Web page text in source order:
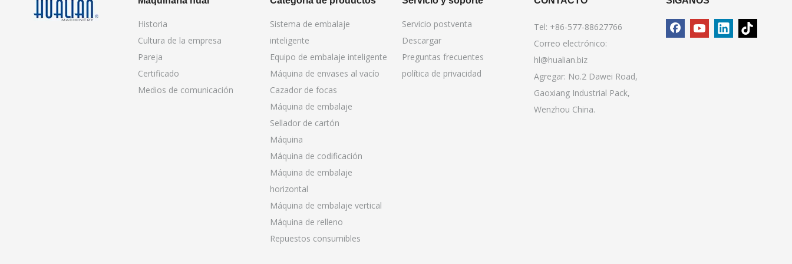
Historia
Cultura de la empresa
Pareja
Certificado
Medios de comunicación
Sistema de embalaje
inteligente
Equipo de embalaje inteligente
Máquina de envases al vacío
Cazador de focas
Máquina de embalaje
Sellador de cartón
Máquina
Máquina de codificación
Máquina de embalaje
horizontal
Máquina de embalaje vertical
Máquina de relleno
Repuestos consumibles
Servicio postventa
Descargar
Preguntas frecuentes
política de privacidad
Tel: +86-577-88627766
Correo electrónico:
hl@hualian.biz
Agregar: No.2 Dawei Road,
Gaoxiang Industrial Pack,
Wenzhou China.